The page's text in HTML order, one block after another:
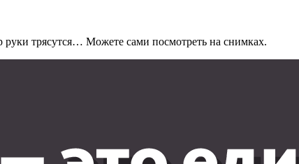
трясутся… Можете сами посмотреть на снимках.